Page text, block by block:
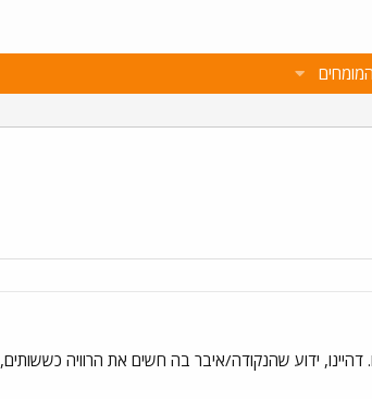
המומחים
דהיינו, ידוע שהנקודה/איבר בה חשים את הרוויה כששותים,